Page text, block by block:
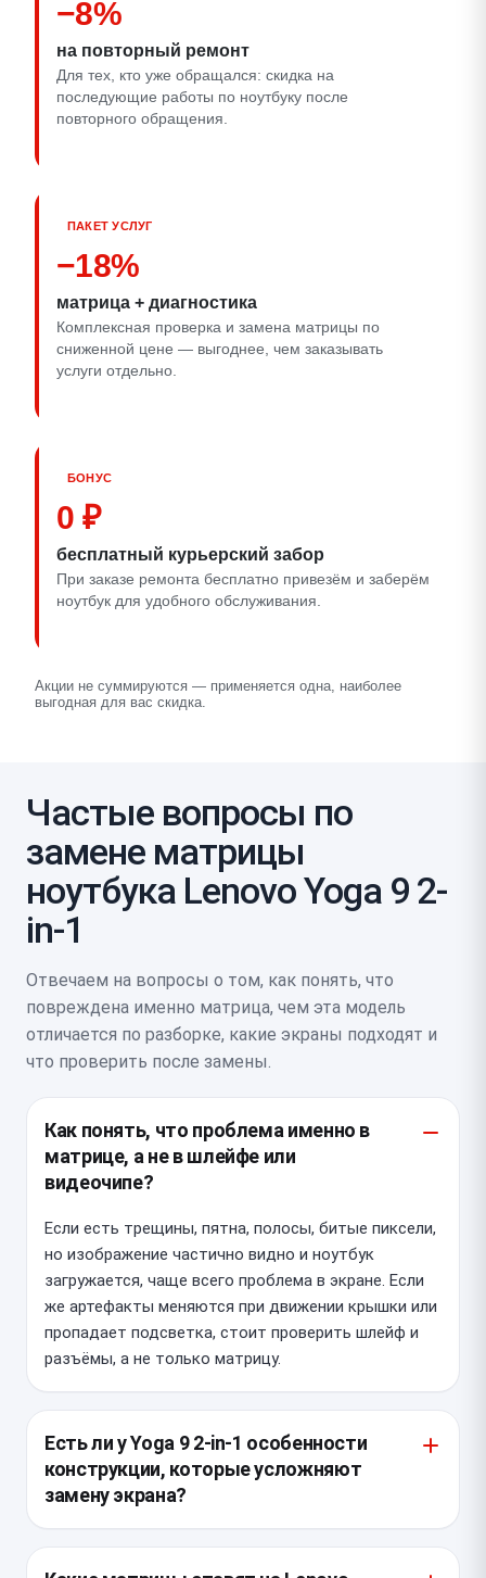
−8%
на повторный ремонт
Для тех, кто уже обращался: скидка на
последующие работы по ноутбуку после
повторного обращения.
ПАКЕТ УСЛУГ
−18%
матрица + диагностика
Комплексная проверка и замена матрицы по
сниженной цене — выгоднее, чем заказывать
услуги отдельно.
БОНУС
0 ₽
бесплатный курьерский забор
При заказе ремонта бесплатно привезём и заберём
ноутбук для удобного обслуживания.
Акции не суммируются — применяется одна, наиболее
выгодная для вас скидка.
Частые вопросы по
замене матрицы
ноутбука Lenovo Yoga 9 2-
in-1
Отвечаем на вопросы о том, как понять, что
повреждена именно матрица, чем эта модель
отличается по разборке, какие экраны подходят и
что проверить после замены.
Как понять, что проблема именно в
матрице, а не в шлейфе или
видеочипе?
Если есть трещины, пятна, полосы, битые пиксели,
но изображение частично видно и ноутбук
загружается, чаще всего проблема в экране. Если
же артефакты меняются при движении крышки или
пропадает подсветка, стоит проверить шлейф и
разъёмы, а не только матрицу.
Есть ли у Yoga 9 2-in-1 особенности
конструкции, которые усложняют
замену экрана?